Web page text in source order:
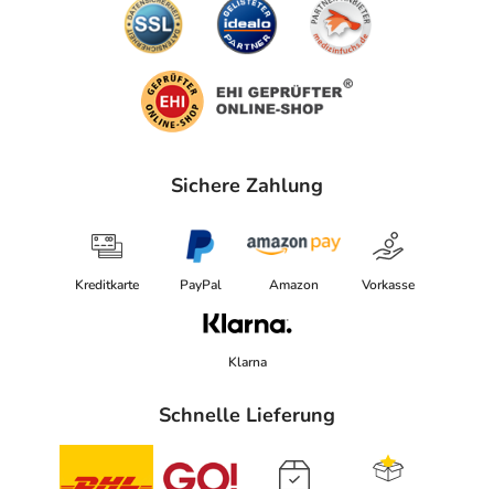
TETRA-DI-T-BUTYL HYDROXYHYDROCINNAMATE,
PISUM SATIVUM EXTRACT/ PEA EXTRACT, PARFUM /
FRAGRANCE, CODE F.I.L.: B229949/1
Adresse des Anbieters/Herstellers
elektronische Adresse: https://www.vichy.de/
Angaben gem. EU-Produktsicherheitsverordnung (GPSR)
Sichere Zahlung
Kreditkarte PayPal Amazon Vorkasse
Klarna
Schnelle Lieferung